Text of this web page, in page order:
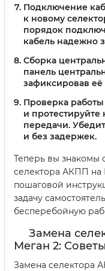
Подключение
к новому
порядок
кабель надежно
Сборка
панель
зафиксировав её
Проверка работы
и
передачи.
и без задержек.
Теперь вы знакомы
селектора АКПП на
пошаговой
задачу
бесперебойную
Замена
Меган 2:
Замена селектора